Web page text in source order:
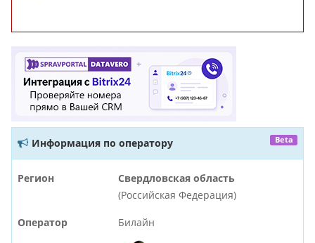
Информация по оператору Beta
Регион
Свердловская область
(Российская Федерация)
Оператор Билайн